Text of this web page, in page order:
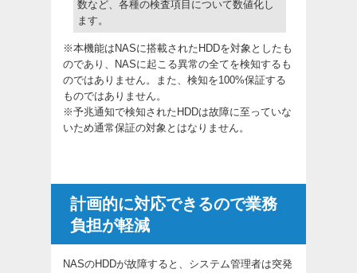
数など、各種の検査項目について数値化し
ます。
※本機能はNASに搭載されたHDDを対象としたも
のであり、NASに起こる異常の全てを検知するも
のではありません。また、検知を100%保証する
ものではありません。
※予兆通知で検知されたHDDは故障に至っていな
いため通常保証の対象とはなりません。
計画的に対応できるので業務
負担が軽減
NASのHDDが故障すると、システム管理者は突発